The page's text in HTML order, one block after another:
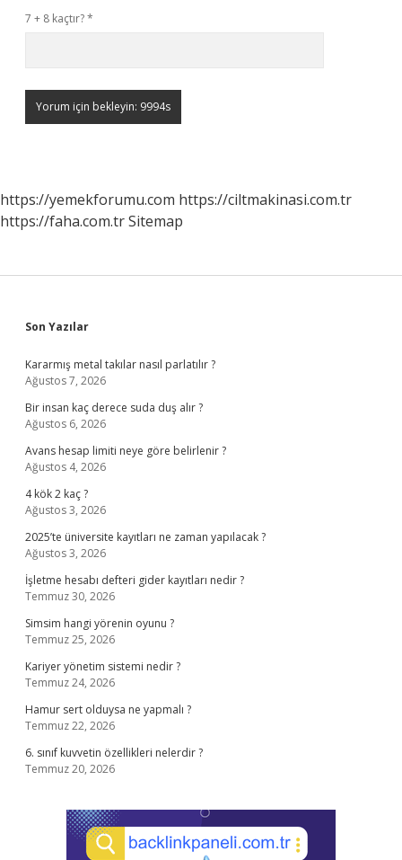
7 + 8 kaçtır?*
https://yemekforumu.com https://ciltmakinasi.com.tr
https://faha.com.trSitemap
Sidebar
Son Yazılar
Kararmış metal takılar nasıl parlatılır ?
Ağustos 7, 2026
Bir insan kaç derece suda duş alır ?
Ağustos 6, 2026
Avans hesap limiti neye göre belirlenir ?
Ağustos 4, 2026
4 kök 2 kaç ?
Ağustos 3, 2026
2025’te üniversite kayıtları ne zaman yapılacak ?
Ağustos 3, 2026
İşletme hesabı defteri gider kayıtları nedir ?
Temmuz 30, 2026
Simsim hangi yörenin oyunu ?
Temmuz 25, 2026
Kariyer yönetim sistemi nedir ?
Temmuz 24, 2026
Hamur sert olduysa ne yapmalı ?
Temmuz 22, 2026
6. sınıf kuvvetin özellikleri nelerdir ?
Temmuz 20, 2026